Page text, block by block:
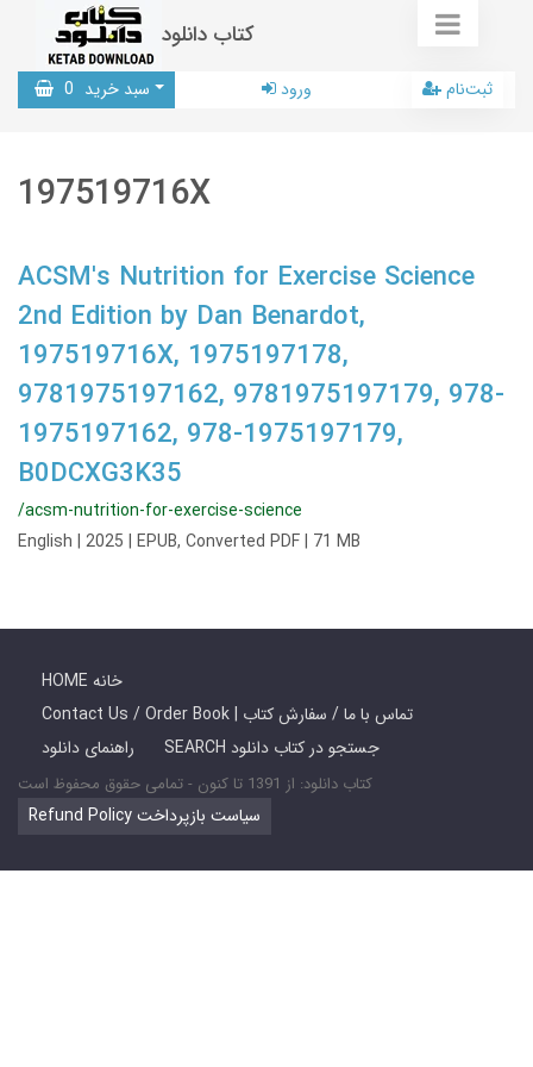
کتاب دانلود
سبد خرید 0 ورود ثبت‌نام
197519716X
ACSM's Nutrition for Exercise Science
2nd Edition by Dan Benardot,
197519716X, 1975197178,
9781975197162, 9781975197179, 978-
1975197162, 978-1975197179,
B0DCXG3K35
/acsm-nutrition-for-exercise-science
English | 2025 | EPUB, Converted PDF | 71 MB
HOME خانه
Contact Us / Order Book | تماس با ما / سفارش کتاب
راهنمای دانلود
SEARCH جستجو در کتاب دانلود
کتاب دانلود: از 1391 تا کنون - تمامی حقوق محفوظ است
Refund Policy سیاست بازپرداخت